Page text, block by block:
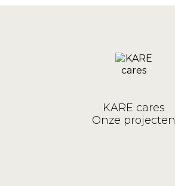
KARE cares
Onze projecten